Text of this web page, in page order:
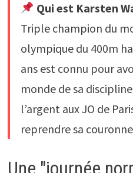
Qui est Karsten
Triple champion du
olympique du 400m
ans est connu pour
monde de sa
l’argent aux JO de
reprendre sa
Une "journée